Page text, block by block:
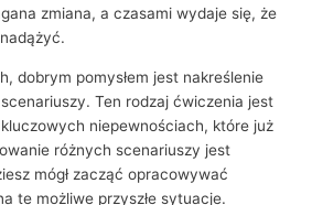
zmiana, a czasami wydaje się, że
dobrym pomysłem jest nakreślenie
Ten rodzaj ćwiczenia jest
niepewnościach, które już
różnych scenariuszy jest
mógł zacząć opracowywać
te możliwe przyszłe sytuacje.